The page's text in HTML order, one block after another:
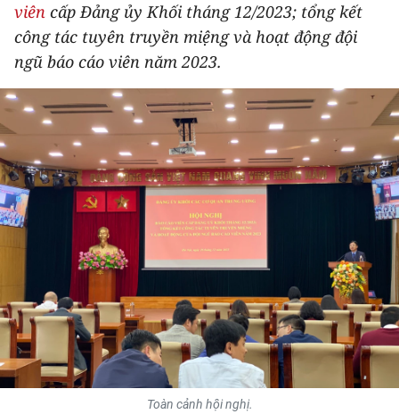
DU LỊCH
THẾ GIỚI
THỂ THAO
GIÁO DỤC
Y TẾ
KHOA HỌC - CÔNG NGHỆ
MÔI TRƯỜNG
BẠN ĐỌC
KIỂM CHỨNG THÔNG TIN
TRI THỨC CHUYÊN SÂU
viên cấp Đảng ủy Khối tháng 12/2023; tổng kết
công tác tuyên truyền miệng và hoạt động đội
ngũ báo cáo viên năm 2023.
Toàn cảnh hội nghị.